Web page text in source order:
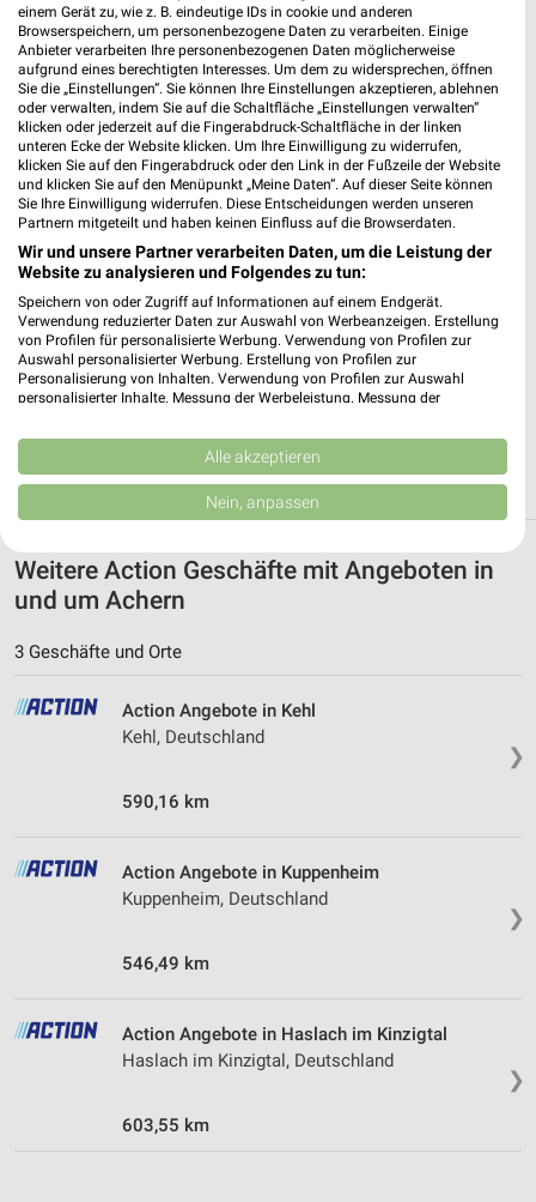
weekli - Prospekte & Angebote App
Alle Action Angebote immer griffbereit – mit der kostenlosen
weekli App für iOS & Android.
✔Standortgenaue Angebote
✔Folge deinem Lieblingshändler
✔Push-Benachrichtigungen bei neuen Prospekten
✔Einkaufsliste - Einkauf stressfrei planen
JETZT LADEN UND SPAREN!
Weitere Action Geschäfte mit Angeboten in
und um Achern
3 Geschäfte und Orte
❯
Action Angebote in Kehl
Kehl, Deutschland
590,16 km
❯
Action Angebote in Kuppenheim
Kuppenheim, Deutschland
546,49 km
❯
Action Angebote in Haslach im Kinzigtal
Haslach im Kinzigtal, Deutschland
603,55 km
einem Gerät zu, wie z. B. eindeutige IDs in cookie und anderen
Browserspeichern, um personenbezogene Daten zu verarbeiten. Einige
Anbieter verarbeiten Ihre personenbezogenen Daten möglicherweise
aufgrund eines berechtigten Interesses. Um dem zu widersprechen, öffnen
Sie die „Einstellungen“. Sie können Ihre Einstellungen akzeptieren, ablehnen
oder verwalten, indem Sie auf die Schaltfläche „Einstellungen verwalten“
klicken oder jederzeit auf die Fingerabdruck-Schaltfläche in der linken
unteren Ecke der Website klicken. Um Ihre Einwilligung zu widerrufen,
klicken Sie auf den Fingerabdruck oder den Link in der Fußzeile der Website
und klicken Sie auf den Menüpunkt „Meine Daten“. Auf dieser Seite können
Sie Ihre Einwilligung widerrufen. Diese Entscheidungen werden unseren
Partnern mitgeteilt und haben keinen Einfluss auf die Browserdaten.
Wir und unsere Partner verarbeiten Daten, um die Leistung der
Website zu analysieren und Folgendes zu tun:
Speichern von oder Zugriff auf Informationen auf einem Endgerät.
Verwendung reduzierter Daten zur Auswahl von Werbeanzeigen. Erstellung
von Profilen für personalisierte Werbung. Verwendung von Profilen zur
Auswahl personalisierter Werbung. Erstellung von Profilen zur
Personalisierung von Inhalten. Verwendung von Profilen zur Auswahl
personalisierter Inhalte. Messung der Werbeleistung. Messung der
Kombinationen von Daten aus verschiedenen Quellen. Entwicklung und
Verbesserung der Angebote. Verwendung reduzierter Daten zur Auswahl
von Inhalten.
Daten können außerhalb der Europäischen Union weitergegeben und in die
Website/App.
Partnerliste anzeigen (1 IAB-Anbieter)
IAB-Verarbeitungszwecke:
auf einem Endgerät
Verwendung von Profilen zur Auswahl
personalisierter Werbung
Erstellung von Profilen zur Personalisierung
Verwendung von Profilen zur Auswahl
personalisierter Inhalte
Alle akzeptieren
Nein, anpassen